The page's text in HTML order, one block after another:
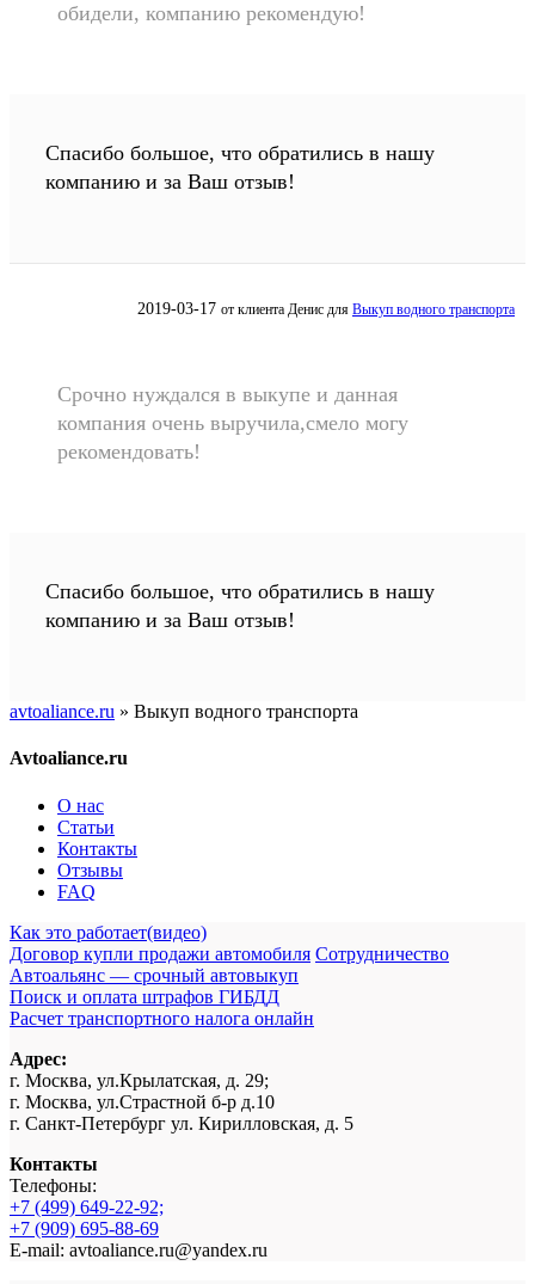
обидели, компанию рекомендую!
Спасибо большое, что обратились в нашу
компанию и за Ваш отзыв!
2019-03-17 от клиента Денис для Выкуп водного транспорта
Срочно нуждался в выкупе и данная
компания очень выручила,смело могу
рекомендовать!
Спасибо большое, что обратились в нашу
компанию и за Ваш отзыв!
avtoaliance.ru » Выкуп водного транспорта
Avtoaliance.ru
О нас
Статьи
Контакты
Отзывы
FAQ
Как это работает(видео)
Договор купли продажи автомобиля Сотрудничество
Автоальянс — срочный автовыкуп
Поиск и оплата штрафов ГИБДД
Расчет транспортного налога онлайн
Адрес:
г. Москва, ул.Крылатская, д. 29;
г. Москва, ул.Страстной б-р д.10
г. Санкт-Петербург ул. Кирилловская, д. 5
Контакты
Телефоны:
+7 (499) 649-22-92;
+7 (909) 695-88-69
E-mail: avtoaliance.ru@yandex.ru